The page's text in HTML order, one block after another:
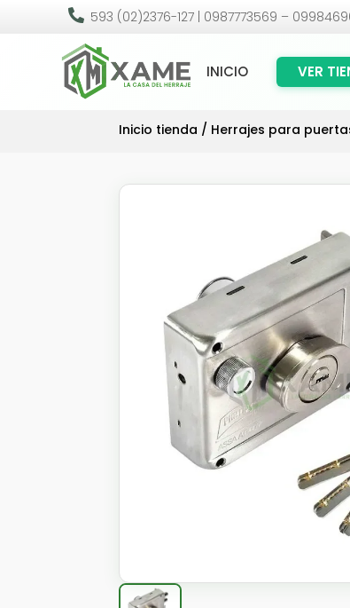
 593 (02)2376-127 | 0987773569 –
INICIO VER
Inicio tienda / Herrajes para